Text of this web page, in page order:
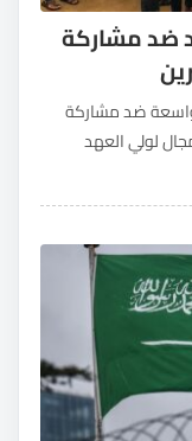
ضد مشاركة
ضد مشاركة
لولي العهد